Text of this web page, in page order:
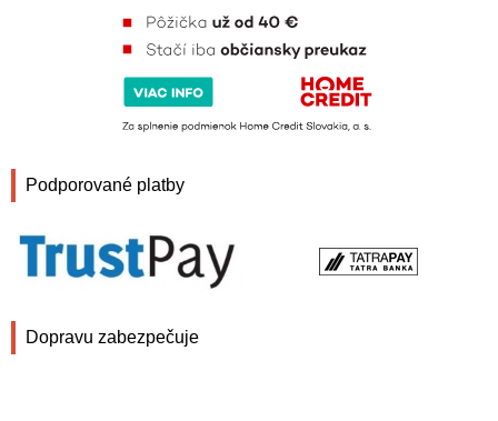
Podporované platby
Dopravu zabezpečuje